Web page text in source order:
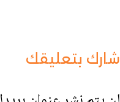
شارك بتعليقك